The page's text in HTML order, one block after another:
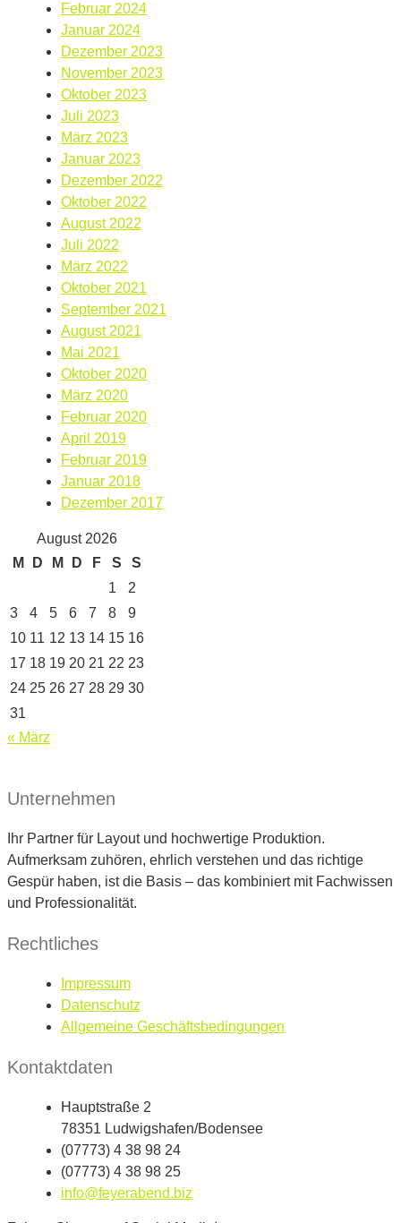
Februar 2024
Januar 2024
Dezember 2023
November 2023
Oktober 2023
Juli 2023
März 2023
Januar 2023
Dezember 2022
Oktober 2022
August 2022
Juli 2022
März 2022
Oktober 2021
September 2021
August 2021
Mai 2021
Oktober 2020
März 2020
Februar 2020
April 2019
Februar 2019
Januar 2018
Dezember 2017
August 2026
M
D M D F S
S
1
2
3
4 5 6 7 8
9
10 11 12 13 14 15 16
17 18 19 20 21 22 23
24 25 26 27 28 29 30
31
« März
Unternehmen
Ihr Partner für Layout und hochwertige Produktion.
Aufmerksam zuhören, ehrlich verstehen und das richtige
Gespür haben, ist die Basis – das kombiniert mit Fachwissen
und Professionalität.
Rechtliches
Impressum
Datenschutz
Allgemeine Geschäftsbedingungen
Kontaktdaten
Hauptstraße 2
78351 Ludwigshafen/Bodensee
(07773) 4 38 98 24
(07773) 4 38 98 25
info@feyerabend.biz